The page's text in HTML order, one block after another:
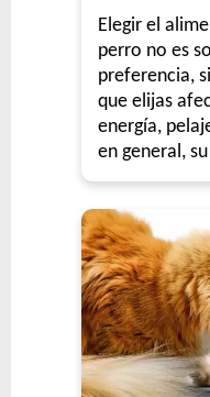
Elegir el
perro no es
preferencia,
que elijas
energía,
en general,